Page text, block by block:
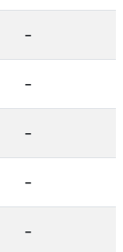
-
-
-
-
-